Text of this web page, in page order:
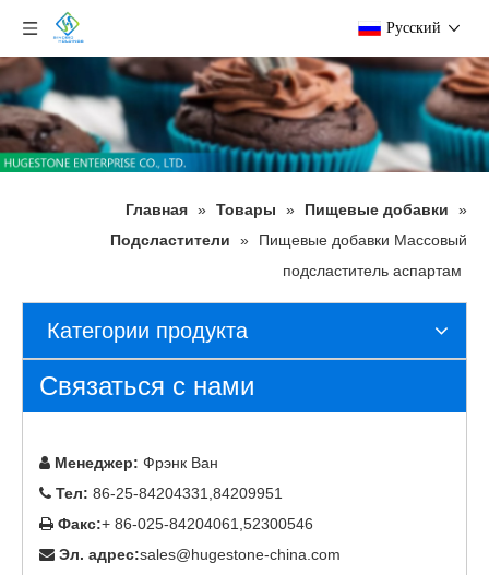
Pусский
Главная » Товары » Пищевые добавки
»
Подсластители
»
Пищевые добавки Массовый
подсластитель аспартам
Категории продукта
Связаться с нами
 Менеджер: Фрэнк Ван
 Тел: 86-25-84204331,84209951
 Факс:+ 86-025-84204061,52300546
 Эл. адрес:sales@hugestone-china.com